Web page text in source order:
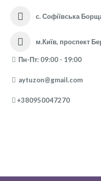
с. Софіївська
м.Київ, проспект
Пн-Пт: 09:00 - 19:00
aytuzon@gmail.com
+380950047270